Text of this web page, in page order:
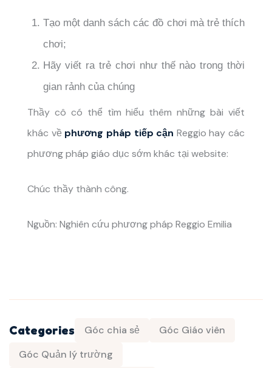
Tạo một danh sách các đồ chơi mà trẻ thích
chơi;
Hãy viết ra trẻ chơi như thế nào trong thời
gian rảnh của chúng
Thầy cô có thể tìm hiểu thêm những bài viết
khác về phương pháp tiếp cận Reggio hay các
phương pháp giáo dục sớm khác tại website:
Chúc thầy thành công.
Nguồn: Nghiên cứu phương pháp Reggio Emilia
Categories Góc chia sẻ
Góc Giáo viên
Góc Quản lý trường